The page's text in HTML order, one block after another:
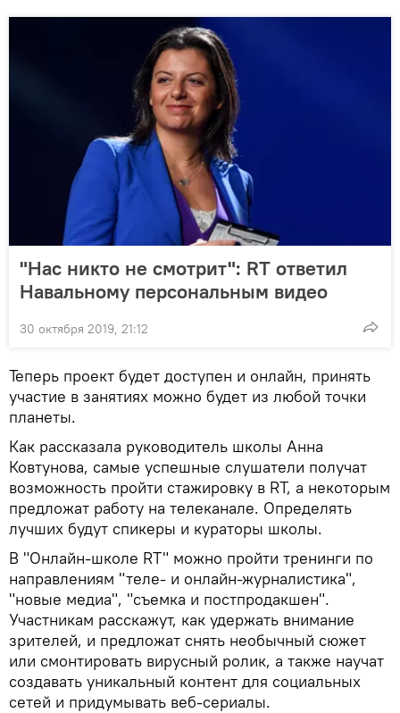
"Нас никто не смотрит": RT ответил
Навальному персональным видео
30 октября 2019, 21:12
Теперь проект будет доступен и онлайн, принять
участие в занятиях можно будет из любой точки
планеты.
Как рассказала руководитель школы Анна
Ковтунова, самые успешные слушатели получат
возможность пройти стажировку в RT, а некоторым
предложат работу на телеканале. Определять
лучших будут спикеры и кураторы школы.
В "Онлайн-школе RT" можно пройти тренинги по
направлениям "теле- и онлайн-журналистика",
"новые медиа", "съемка и постпродакшен".
Участникам расскажут, как удержать внимание
зрителей, и предложат снять необычный сюжет
или смонтировать вирусный ролик, а также научат
создавать уникальный контент для социальных
сетей и придумывать веб-сериалы.